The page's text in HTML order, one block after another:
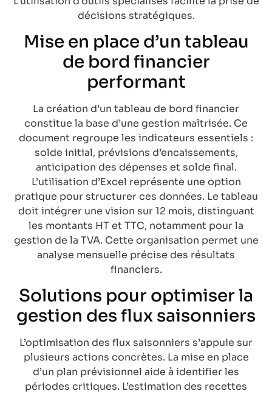
décisions stratégiques.
Mise en place d’un tableau
de bord financier
performant
La création d’un tableau de bord financier
constitue la base d’une gestion maîtrisée. Ce
document regroupe les indicateurs essentiels :
solde initial, prévisions d’encaissements,
anticipation des dépenses et solde final.
L’utilisation d’Excel représente une option
pratique pour structurer ces données. Le tableau
doit intégrer une vision sur 12 mois, distinguant
les montants HT et TTC, notamment pour la
gestion de la TVA. Cette organisation permet une
analyse mensuelle précise des résultats
financiers.
Solutions pour optimiser la
gestion des flux saisonniers
L’optimisation des flux saisonniers s’appuie sur
plusieurs actions concrètes. La mise en place
d’un plan prévisionnel aide à identifier les
périodes critiques. L’estimation des recettes